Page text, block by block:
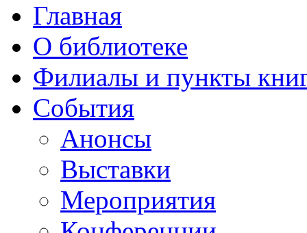
Главная
О библиотеке
Филиалы и пункты
События
Анонсы
Выставки
Мероприятия